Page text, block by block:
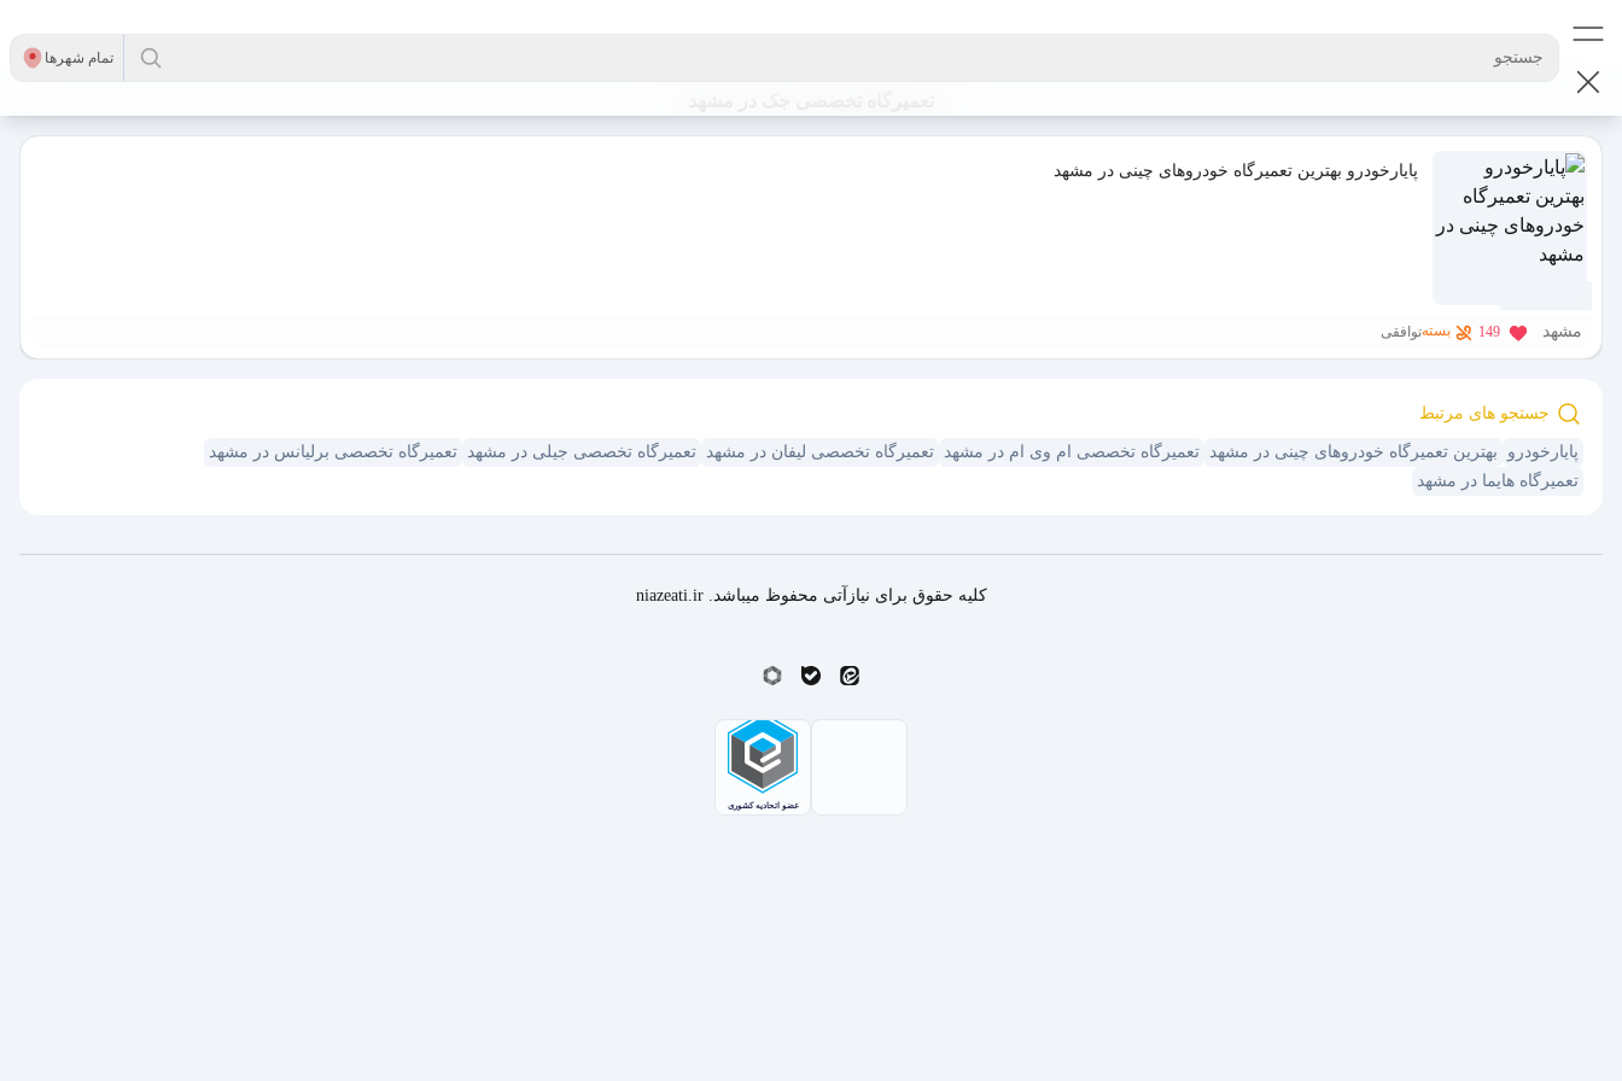
تمام شهر‌ها جستجو
پایارخودرو بهترین تعمیرگاه خودروهای چینی در مشهد
مشهد 149 بستهتوافقی
جستجو های مرتبط
پایارخودرو بهترین تعمیرگاه خودروهای چینی در مشهد تعمیرگاه تخصصی ام وی ام در مشهد تعمیرگاه تخصصی لیفان در مشهد تعمیرگاه تخصصی جیلی در مشهد تعمیرگاه تخصصی برلیانس در مشهد
تعمیرگاه هایما در مشهد
کلیه حقوق برای نیازآتی محفوظ میباشد. niazeati.ir